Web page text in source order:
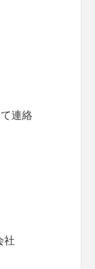
連絡
社